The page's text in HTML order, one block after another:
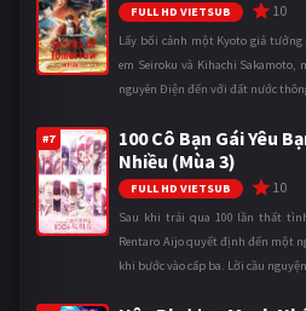
FULL HD VIETSUB 10
Lấy bối cảnh một Kyoto giả
em Seiroku và Kihachi
nguyên Điện đến với đất nước
#7
100 Cô Bạn Gái Yêu
Nhiều (Mùa 3)
FULL HD VIETSUB 10
Sau khi trải qua 100 lần thất
Rentaro Aijo quyết định đến một
khi bước vào cấp ba. Lời cầu